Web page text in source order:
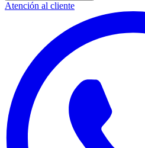
Atención al cliente